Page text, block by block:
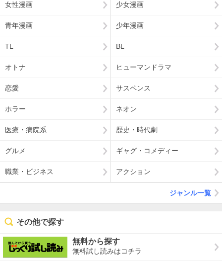
女性漫画 少女漫画
青年漫画 少年漫画
TL BL
オトナ ヒューマンドラマ
恋愛 サスペンス
ホラー ネオン
医療・病院系 歴史・時代劇
グルメ ギャグ・コメディー
職業・ビジネス アクション
ジャンル一覧
その他で探す
無料から探す
無料試し読みはコチラ